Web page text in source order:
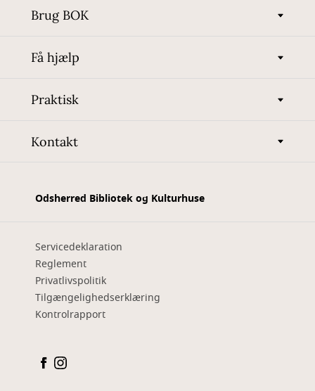
Brug BOK
Få hjælp
Praktisk
Kontakt
Odsherred Bibliotek og Kulturhuse
Servicedeklaration
Reglement
Privatlivspolitik
Tilgængelighedserklæring
Kontrolrapport